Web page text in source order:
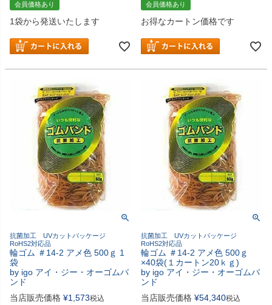
会員価格あり
1袋から発送いたします
会員価格あり
お得なカートン価格です
抗菌加工 UVカットパッケージ
RoHS2対応品
輪ゴム ＃14-2 アメ色 500ｇ 1
袋
by igo アイ・ジー・オーゴムバ
ンド
当店販売価格 ¥1,573税込
抗菌加工 UVカットパッケージ
RoHS2対応品
輪ゴム ＃14-2 アメ色 500ｇ
×40袋(１カートン20ｋｇ)
by igo アイ・ジー・オーゴムバ
ンド
当店販売価格 ¥54,340税込